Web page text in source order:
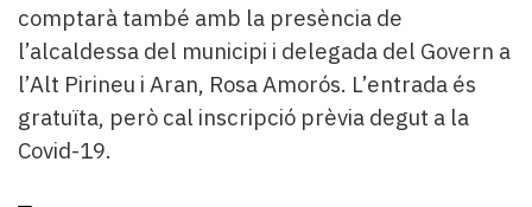
comptarà també amb la presència de
l’alcaldessa del municipi i delegada del Govern a
l’Alt Pirineu i Aran, Rosa Amorós. L’entrada és
gratuïta, però cal inscripció prèvia degut a la
Covid-19.